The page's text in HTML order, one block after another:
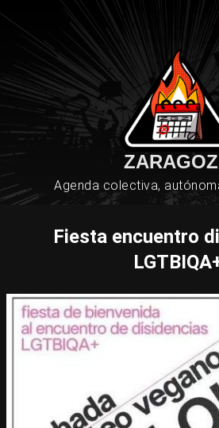
Agenda colectiva,
Fiesta encuentro